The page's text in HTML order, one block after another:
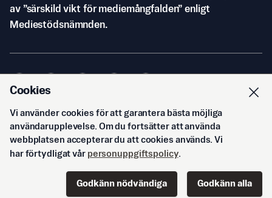
av ”särskild vikt för mediemångfalden” enligt
Mediestödsnämnden.
© Svenska Epoch Times AB2026
Cookies
Vi använder cookies för att garantera bästa möjliga
användarupplevelse. Om du fortsätter att använda
webbplatsen accepterar du att cookies används. Vi
har förtydligat vår personuppgiftspolicy.
Godkänn nödvändiga Godkänn alla